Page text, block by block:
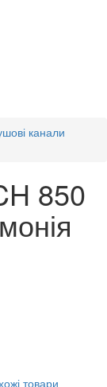
канали
850
товари